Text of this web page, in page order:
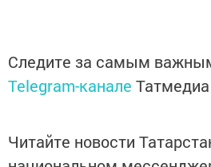
Следите за самым
Telegram-канале Татмедиа
Читайте новости